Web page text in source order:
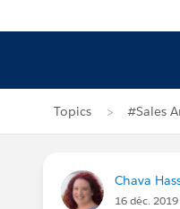
Topics #Sales
Chava
16 déc.